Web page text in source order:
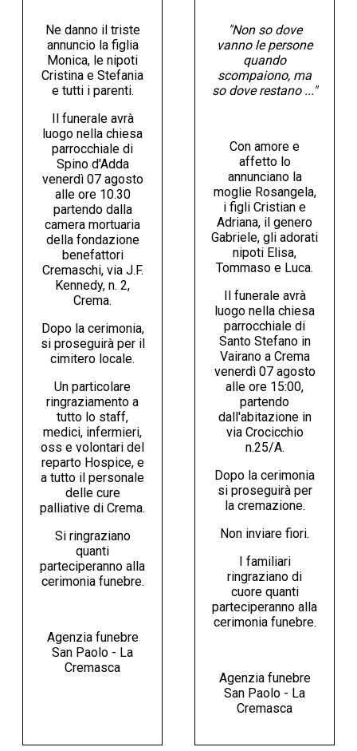
Ne danno il triste
annuncio la figlia
Monica, le nipoti
Cristina e Stefania
e tutti i parenti.
Il funerale avrà
luogo nella chiesa
parrocchiale di
Spino d'Adda
venerdì 07 agosto
alle ore 10.30
partendo dalla
camera mortuaria
della fondazione
benefattori
Cremaschi, via J.F.
Kennedy, n. 2,
Crema.
Dopo la cerimonia,
si proseguirà per il
cimitero locale.
Un particolare
ringraziamento a
tutto lo staff,
medici, infermieri,
oss e volontari del
reparto Hospice, e
a tutto il personale
delle cure
palliative di Crema.
Si ringraziano
quanti
parteciperanno alla
cerimonia funebre.
Agenzia funebre
San Paolo - La
Cremasca
"Non so dove
vanno le persone
quando
scompaiono, ma
so dove restano ..."
Con amore e
affetto lo
annunciano la
moglie Rosangela,
i figli Cristian e
Adriana, il genero
Gabriele, gli adorati
nipoti Elisa,
Tommaso e Luca.
Il funerale avrà
luogo nella chiesa
parrocchiale di
Santo Stefano in
Vairano a Crema
venerdì 07 agosto
alle ore 15:00,
partendo
dall'abitazione in
via Crocicchio
n.25/A.
Dopo la cerimonia
si proseguirà per
la cremazione.
Non inviare fiori.
I familiari
ringraziano di
cuore quanti
parteciperanno alla
cerimonia funebre.
Agenzia funebre
San Paolo - La
Cremasca